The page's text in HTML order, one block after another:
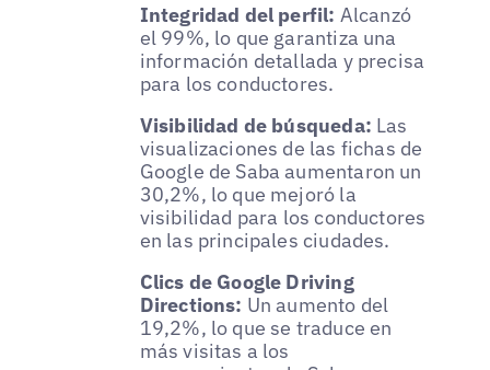
Integridad del perfil: Alcanzó
el 99%, lo que garantiza una
información detallada y precisa
para los conductores.
Visibilidad de búsqueda: Las
visualizaciones de las fichas de
Google de Saba aumentaron un
30,2%, lo que mejoró la
visibilidad para los conductores
en las principales ciudades.
Clics de Google Driving
Directions: Un aumento del
19,2%, lo que se traduce en
más visitas a los